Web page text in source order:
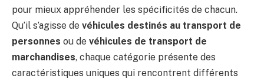
pour mieux appréhender les spécificités de chacun.
Qu’il s’agisse de véhicules destinés au transport de
personnes ou de véhicules de transport de
marchandises, chaque catégorie présente des
caractéristiques uniques qui rencontrent différents